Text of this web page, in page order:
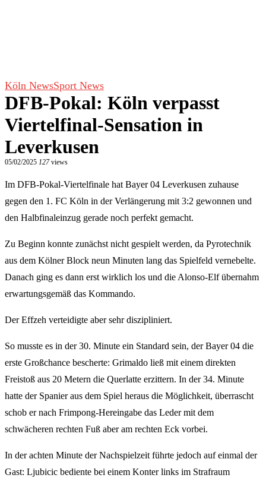
Köln NewsSport News
DFB-Pokal: Köln verpasst
Viertelfinal-Sensation in
Leverkusen
05/02/2025 127views
Im DFB-Pokal-Viertelfinale hat Bayer 04 Leverkusen zuhause
gegen den 1. FC Köln in der Verlängerung mit 3:2 gewonnen und
den Halbfinaleinzug gerade noch perfekt gemacht.
Zu Beginn konnte zunächst nicht gespielt werden, da Pyrotechnik
aus dem Kölner Block neun Minuten lang das Spielfeld vernebelte.
Danach ging es dann erst wirklich los und die Alonso-Elf übernahm
erwartungsgemäß das Kommando.
Der Effzeh verteidigte aber sehr diszipliniert.
So musste es in der 30. Minute ein Standard sein, der Bayer 04 die
erste Großchance bescherte: Grimaldo ließ mit einem direkten
Freistoß aus 20 Metern die Querlatte erzittern. In der 34. Minute
hatte der Spanier aus dem Spiel heraus die Möglichkeit, überrascht
schob er nach Frimpong-Hereingabe das Leder mit dem
schwächeren rechten Fuß aber am rechten Eck vorbei.
In der achten Minute der Nachspielzeit führte jedoch auf einmal der
Gast: Ljubicic bediente bei einem Konter links im Strafraum